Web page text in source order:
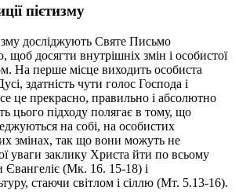
пієтизму
досліджують Святе Письмо
щоб досягти внутрішніх змін і особистої
На перше місце виходить особиста
здатність чути голос Господа і
це прекрасно, правильно і абсолютно
цього підходу полягає в тому, що
на собі, на особистих
змінах, так що вони можуть не
уваги заклику Христа йти по всьому
Євангеліє (Мк. 16. 15-18) і
стаючи світлом і сіллю (Мт. 5.13-16).